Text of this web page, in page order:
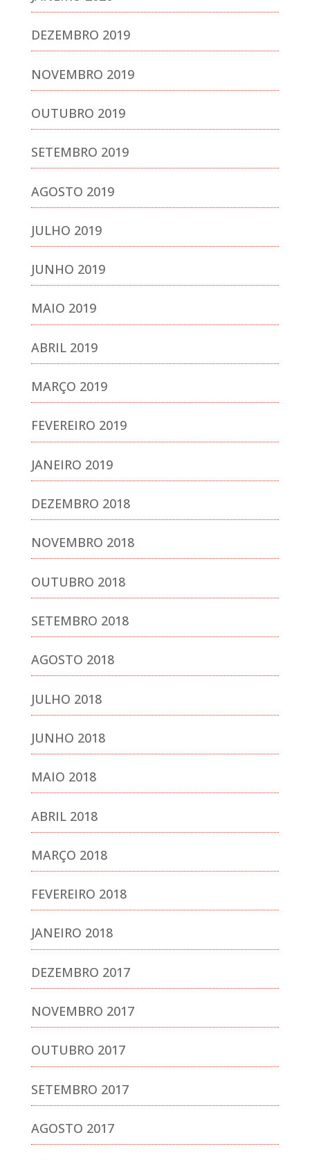
DEZEMBRO 2019
NOVEMBRO 2019
OUTUBRO 2019
SETEMBRO 2019
AGOSTO 2019
JULHO 2019
JUNHO 2019
MAIO 2019
ABRIL 2019
MARÇO 2019
FEVEREIRO 2019
JANEIRO 2019
DEZEMBRO 2018
NOVEMBRO 2018
OUTUBRO 2018
SETEMBRO 2018
AGOSTO 2018
JULHO 2018
JUNHO 2018
MAIO 2018
ABRIL 2018
MARÇO 2018
FEVEREIRO 2018
JANEIRO 2018
DEZEMBRO 2017
NOVEMBRO 2017
OUTUBRO 2017
SETEMBRO 2017
AGOSTO 2017